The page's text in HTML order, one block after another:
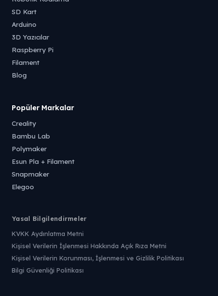
SD Kart
Arduino
3D Yazıcılar
Raspberry Pi
Filament
Blog
Popüler Markalar
Creality
Bambu Lab
Polymaker
Esun Pla + Filament
Snapmaker
Elegoo
Yasal Bilgilendirmeler
KVKK Aydınlatma Metni
Kişisel Verilerin İşlenmesi Hakkında Açık Rıza Metni
Kişisel Verilerin Korunması, İşlenmesi ve Gizlilik Politikası
Bilgi Güvenliği Politikası